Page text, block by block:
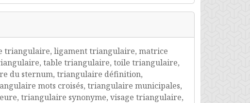
triangulaire, ligament triangulaire, matrice
table triangulaire, toile triangulaire,
du sternum, triangulaire définition,
mots croisés, triangulaire municipales,
triangulaire synonyme, visage triangulaire,